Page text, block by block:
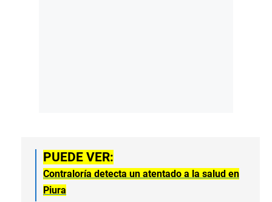
PUEDE VER:
Contraloría detecta un atentado a la salud en
Piura